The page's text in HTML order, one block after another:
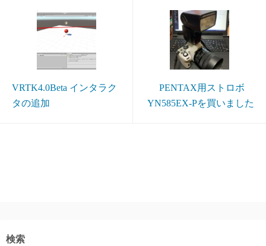
VRTK4.0Beta インタラク
タの追加
PENTAX用ストロボ
YN585EX-Pを買いました
検索